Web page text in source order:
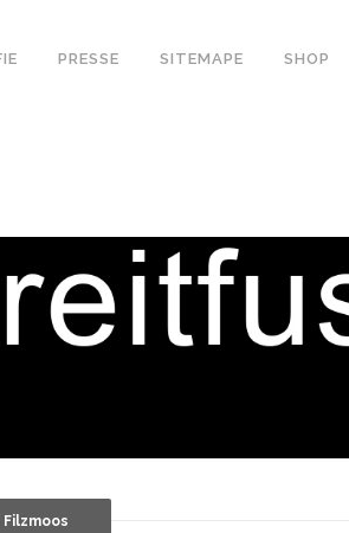
PRESSE SITEMAPE SHOP
Filzmoos